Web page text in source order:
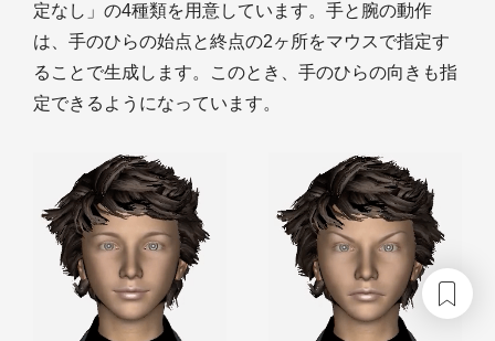
定なし」の4種類を用意しています。手と腕の動作
は、手のひらの始点と終点の2ヶ所をマウスで指定す
ることで生成します。このとき、手のひらの向きも指
定できるようになっています。